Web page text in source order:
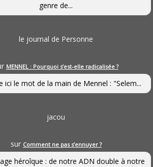
genre de...
le journal de Personne
MENNEL : Pourquoi s’est-elle radicalisée ?
ici le mot de la main de Mennel : "Selem...
jacou
sur Comment ne pas s’ennuyer ?
héroîque : de notre ADN double à notre